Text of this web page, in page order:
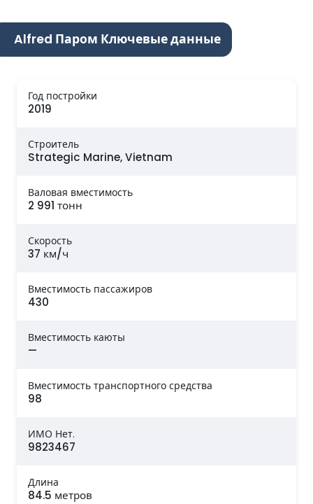
Alfred Паром Ключевые данные
Год постройки
2019
Строитель
Strategic Marine, Vietnam
Валовая вместимость
2 991 тонн
Скорость
37 км/ч
Вместимость пассажиров
430
Вместимость каюты
—
Вместимость транспортного средства
98
ИМО Нет.
9823467
Длина
84.5 метров